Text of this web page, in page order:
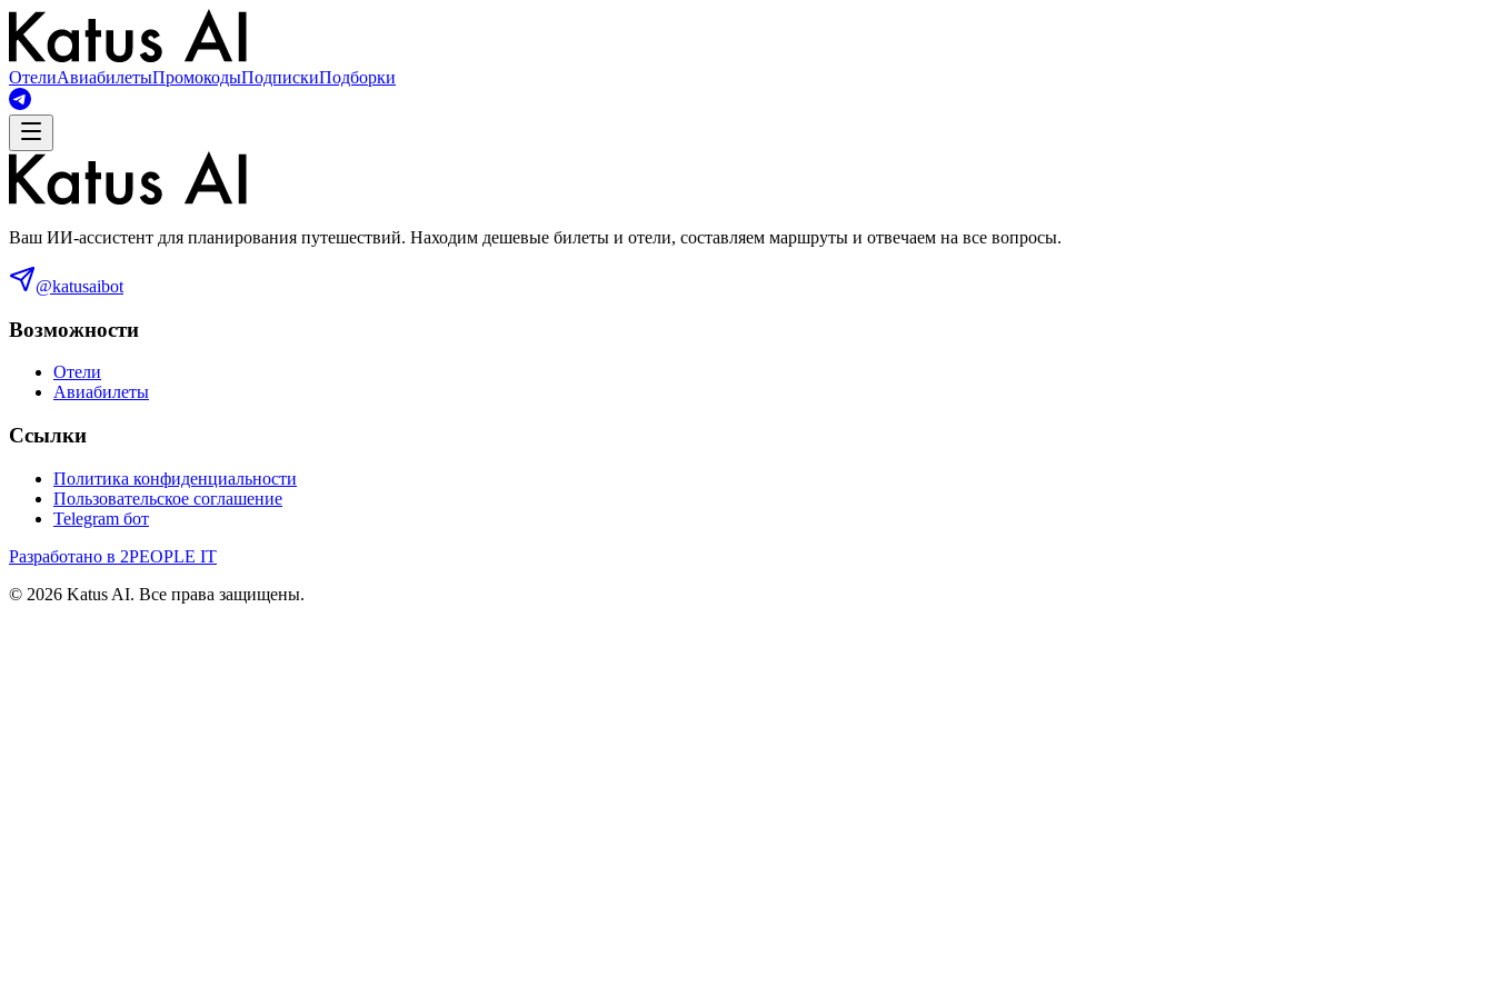
ОтелиАвиабилетыПромокодыПодпискиПодборки
Ваш ИИ-ассистент для планирования путешествий. Находим дешевые билеты и отели, составляем маршруты и отвечаем на все вопросы.
@katusaibot
Возможности
Отели
Авиабилеты
Ссылки
Политика конфиденциальности
Пользовательское соглашение
Telegram бот
Разработано в 2PEOPLE IT
© 2026 Katus AI. Все права защищены.